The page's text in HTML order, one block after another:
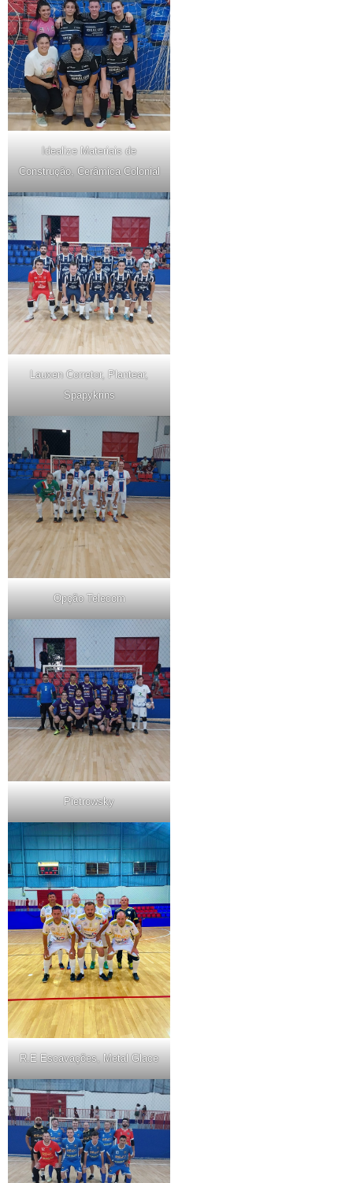
Idealize Materiais de
Construção, Cerâmica Colonial
Lauxen Corretor, Plantear,
Spapykrins
Opção Telecom
Pietrowsky
R.E Escavações, Metal Glace